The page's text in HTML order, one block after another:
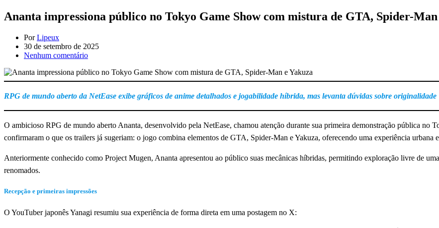
Ananta impressiona público no Tokyo Game Show com mistura de GTA, Spider-Man
PorLipeux
30 de setembro de 2025
Nenhum comentário
RPG de mundo aberto da NetEase exibe gráficos de anime detalhados e jogabilidade híbrida, mas levanta dúvidas sobre originalidade
O ambicioso RPG de mundo aberto Ananta, desenvolvido pela NetEase, chamou atenção durante sua primeira demonstração pública no
confirmaram o que os trailers já sugeriam: o jogo combina elementos de GTA, Spider-Man e Yakuza, oferecendo uma experiência urbana
Anteriormente conhecido como Project Mugen, Ananta apresentou ao público suas mecânicas híbridas, permitindo exploração livre de
renomados.
Recepção e primeiras impressões
O YouTuber japonês Yanagi resumiu sua experiência de forma direta em uma postagem no X: